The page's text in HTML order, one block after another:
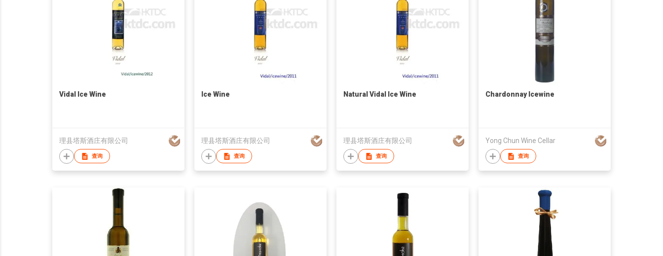
Vidal Ice Wine
理县塔斯酒庄有限公司
查询
Ice Wine
理县塔斯酒庄有限公司
查询
Natural Vidal Ice Wine
理县塔斯酒庄有限公司
查询
Chardonnay Icewine
Yong Chun Wine Cellar
查询